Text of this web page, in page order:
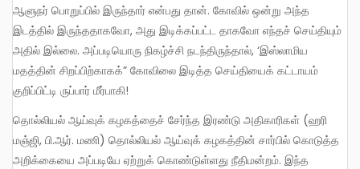
ஆளுநர் பொறுப்பில் இருந்தார் என்பது தான். கோவில் ஒன்று அந்த
இடத்தில் இருந்ததாகவோ, அது இடிக்கப்பட்ட தாகவோ எந்தச் செய்தியும்
அதில் இல்லை. அப்படியொரு நிகழ்ச்சி நடந்திருந்தால், ‘இஸ்லாமிய
மதத்தின் சிறப்பிற்காகக்” கோவிலை இடித்த செய்தியைக் கட்டாயம்
குறிப்பிட்டி ருப்பார் மீர்பாகி!
தொல்லியல் ஆய்வுக் கழகத்தைச் சேர்ந்த இரண்டு அதிகாரிகள் (ஹரி
மஞ்ஜி, பி.ஆர். மணி) தொல்லியல் ஆய்வுக் கழகத்தின் சார்பில் கொடுத்த
அறிக்கையை அப்படியே ஏற்றுக் கொண்டுள்ளது நீதிமன்றம். இந்த